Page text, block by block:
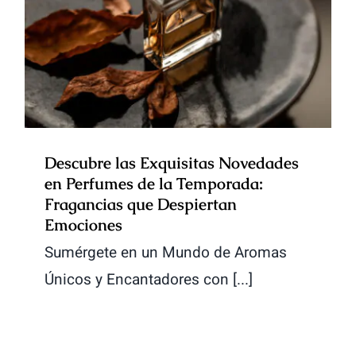
Descubre las Exquisitas
Novedades en Perfumes de la
Temporada: Fragancias que
Despiertan Emociones
Descubre las Exquisitas Novedades
en Perfumes de la Temporada:
Fragancias que Despiertan
Emociones
Sumérgete en un Mundo de Aromas
Únicos y Encantadores con [...]